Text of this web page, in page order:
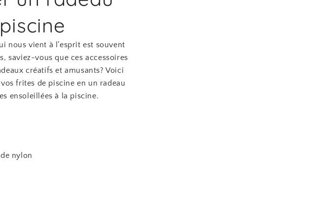
nous vient à l’esprit est souvent
saviez-vous que ces accessoires
créatifs et amusants? Voici
frites de piscine en un radeau
ensoleillées à la piscine.
nylon